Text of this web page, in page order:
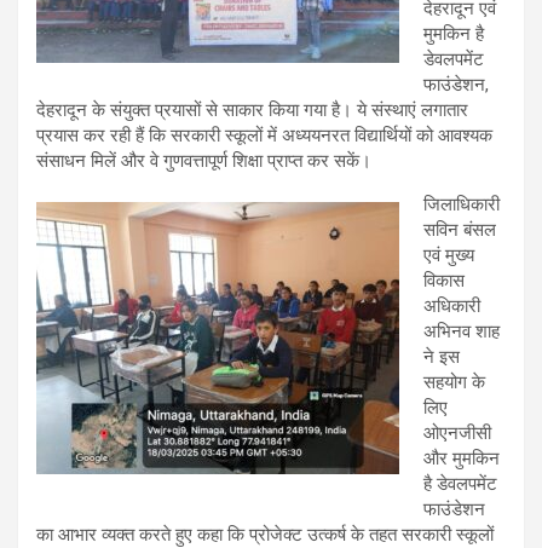
देहरादून एवं
मुमकिन है
डेवलपमेंट
फाउंडेशन,
देहरादून के संयुक्त प्रयासों से साकार किया गया है। ये संस्थाएं लगातार
प्रयास कर रही हैं कि सरकारी स्कूलों में अध्ययनरत विद्यार्थियों को आवश्यक
संसाधन मिलें और वे गुणवत्तापूर्ण शिक्षा प्राप्त कर सकें।
जिलाधिकारी
सविन बंसल
एवं मुख्य
विकास
अधिकारी
अभिनव शाह
ने इस
सहयोग के
लिए
ओएनजीसी
और मुमकिन
है डेवलपमेंट
फाउंडेशन
का आभार व्यक्त करते हुए कहा कि प्रोजेक्ट उत्कर्ष के तहत सरकारी स्कूलों